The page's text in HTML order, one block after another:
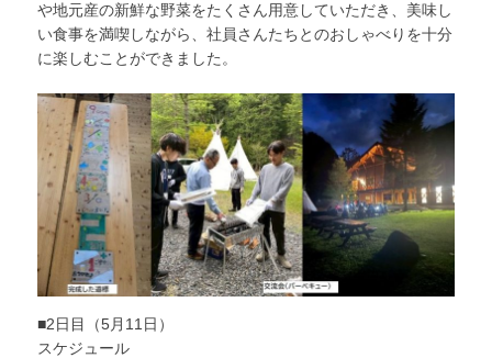
や地元産の新鮮な野菜をたくさん用意していただき、美味し
い食事を満喫しながら、社員さんたちとのおしゃべりを十分
に楽しむことができました。
■2日目（5月11日）
スケジュール